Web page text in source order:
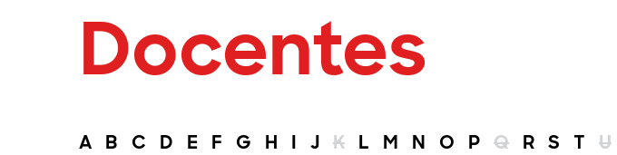
Docentes
A B C D E F G H I J K L M N O P Q R S T U